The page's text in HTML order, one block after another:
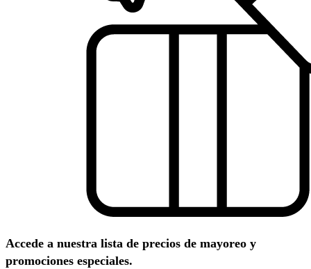
Accede a nuestra lista de precios de mayoreo y
promociones especiales.